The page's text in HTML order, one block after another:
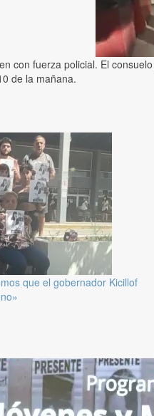
con fuerza policial. El
de la mañana.
que el gobernador Kicillof